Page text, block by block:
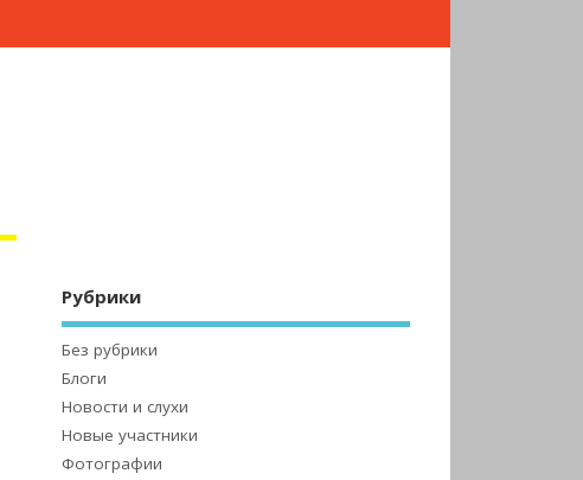
Рубрики
Без рубрики
Блоги
Новости и слухи
Новые участники
Фотографии